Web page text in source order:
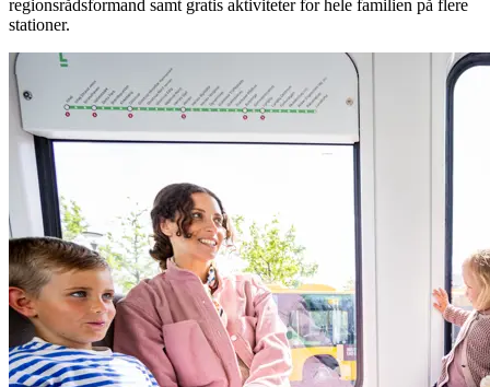
regionsrådsformand samt gratis aktiviteter for hele familien på flere
stationer.